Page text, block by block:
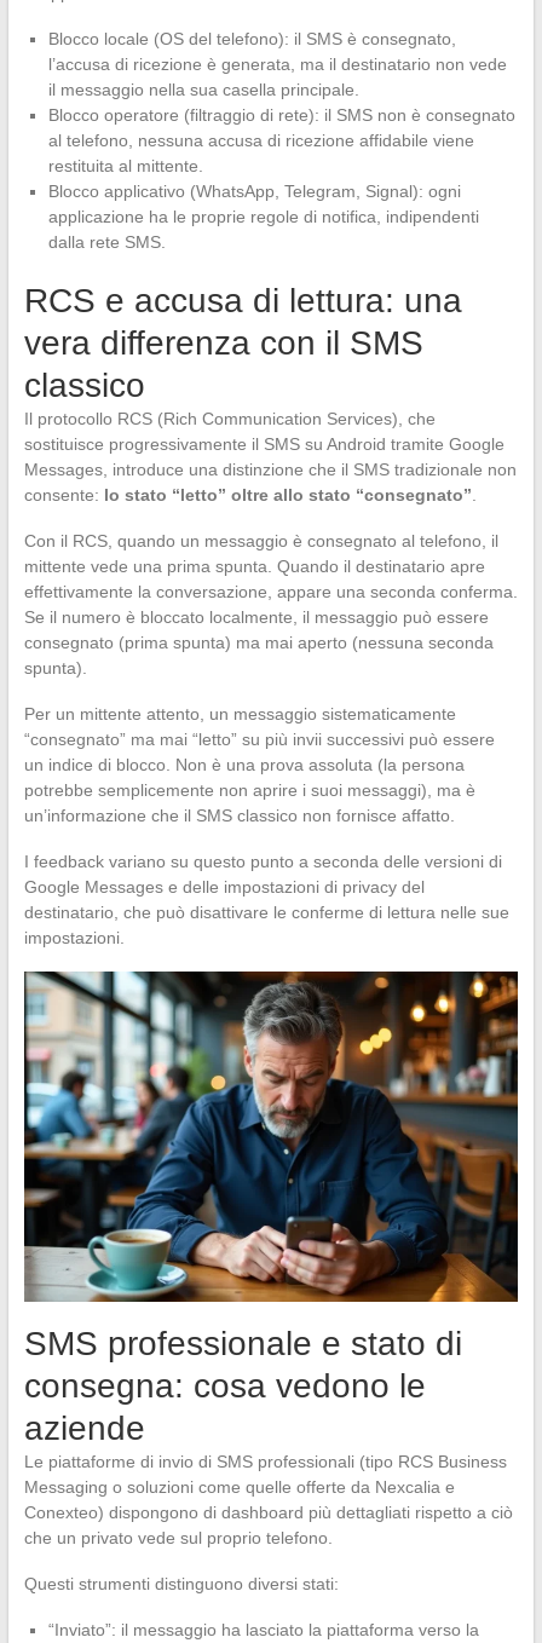
Blocco locale (OS del telefono): il SMS è consegnato,
l’accusa di ricezione è generata, ma il destinatario non vede
il messaggio nella sua casella principale.
Blocco operatore (filtraggio di rete): il SMS non è consegnato
al telefono, nessuna accusa di ricezione affidabile viene
restituita al mittente.
Blocco applicativo (WhatsApp, Telegram, Signal): ogni
applicazione ha le proprie regole di notifica, indipendenti
dalla rete SMS.
RCS e accusa di lettura: una
vera differenza con il SMS
classico
Il protocollo RCS (Rich Communication Services), che
sostituisce progressivamente il SMS su Android tramite Google
Messages, introduce una distinzione che il SMS tradizionale non
consente: lo stato “letto” oltre allo stato “consegnato”.
Con il RCS, quando un messaggio è consegnato al telefono, il
mittente vede una prima spunta. Quando il destinatario apre
effettivamente la conversazione, appare una seconda conferma.
Se il numero è bloccato localmente, il messaggio può essere
consegnato (prima spunta) ma mai aperto (nessuna seconda
spunta).
Per un mittente attento, un messaggio sistematicamente
“consegnato” ma mai “letto” su più invii successivi può essere
un indice di blocco. Non è una prova assoluta (la persona
potrebbe semplicemente non aprire i suoi messaggi), ma è
un’informazione che il SMS classico non fornisce affatto.
I feedback variano su questo punto a seconda delle versioni di
Google Messages e delle impostazioni di privacy del
destinatario, che può disattivare le conferme di lettura nelle sue
impostazioni.
SMS professionale e stato di
consegna: cosa vedono le
aziende
Le piattaforme di invio di SMS professionali (tipo RCS Business
Messaging o soluzioni come quelle offerte da Nexcalia e
Conexteo) dispongono di dashboard più dettagliati rispetto a ciò
che un privato vede sul proprio telefono.
Questi strumenti distinguono diversi stati:
“Inviato”: il messaggio ha lasciato la piattaforma verso la